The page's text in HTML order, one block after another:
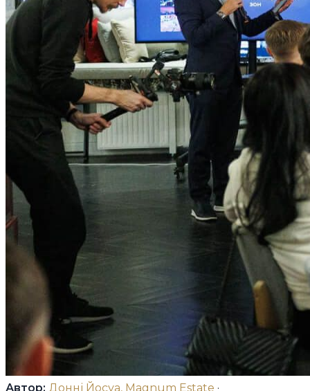
Автор: Донні Йосуа, Magnum Estate ·